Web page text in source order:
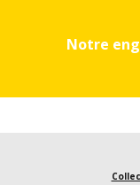
Notre